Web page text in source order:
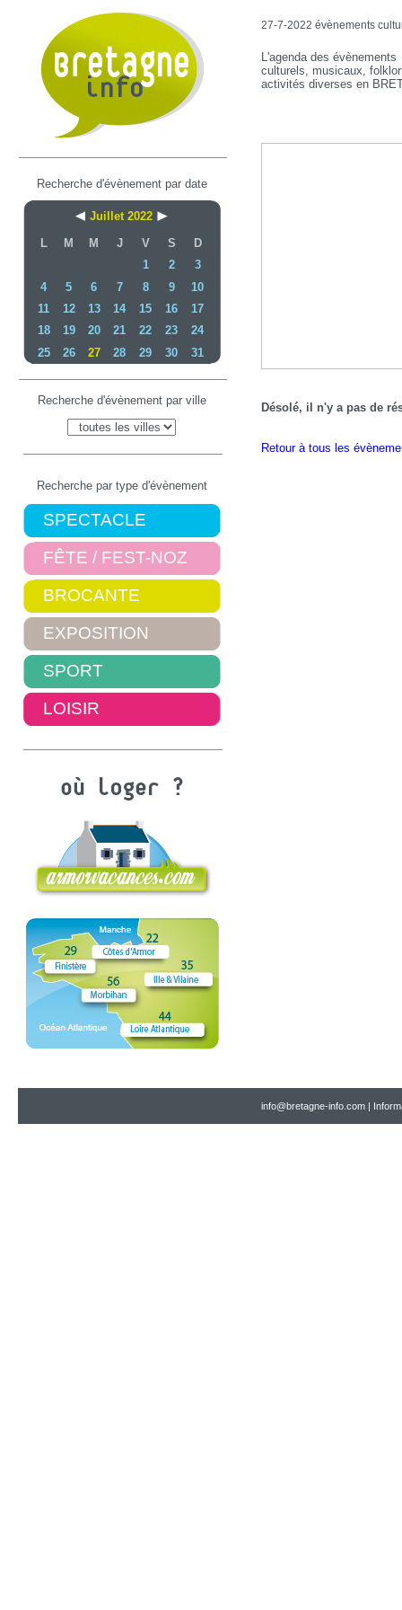
27-7-2022 évènements
L'agenda des évènements
culturels, musicaux,
activités diverses en
Recherche d'évènement par date
Juillet 2022
L
M M J V S
D
1
2
3
4
5 6 7 8 9
10
11
12 13 14 15 16
17
18
19 20 21 22 23
24
25
26 27 28 29 30 31
Recherche d'évènement par ville
Recherche par type d'évènement
SPECTACLE
FÊTE / FEST-NOZ
BROCANTE
EXPOSITION
SPORT
LOISIR
Désolé, il n'y a pas de
Retour à tous les
info@bretagne-info.com|